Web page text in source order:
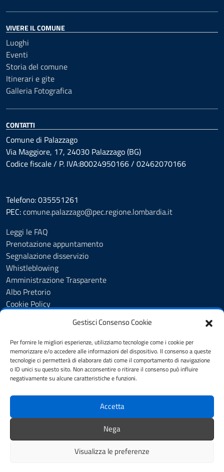
Gestisci Consenso Cookie
Per fornire le migliori esperienze, utilizziamo tecnologie come i cookie per
memorizzare e/o accedere alle informazioni del dispositivo. Il consenso a queste
tecnologie ci permetterà di elaborare dati come il comportamento di navigazione
o ID unici su questo sito. Non acconsentire o ritirare il consenso può influire
negativamente su alcune caratteristiche e funzioni.
Accetta
Nega
Visualizza le preferenze
VIVERE IL COMUNE
Luoghi
Eventi
Storia del comune
Itinerari e gite
Galleria Fotografica
CONTATTI
Comune di Palazzago
Via Maggiore, 17, 24030 Palazzago (BG)
Codice fiscale / P. IVA:80024950166 / 02462070166
Telefono: 035551261
PEC:comune.palazzago@pec.regione.lombardia.it
Leggi le FAQ
Prenotazione appuntamento
Segnalazione disservizio
Whistleblowing
Amministrazione Trasparente
Albo Pretorio
Cookie Policy
Dichiarazione di accessibilità
Dichiarazione di accessibilità - pagina informativa
Obiettivi di accessibilità
Note legali
Feedback
Facebook
Whatsapp